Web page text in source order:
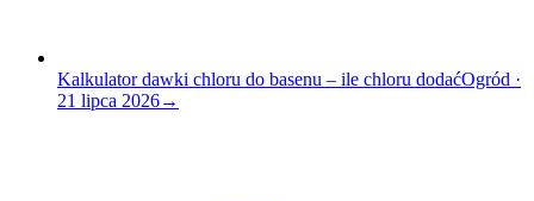
Kalkulator dawki chloru do basenu – ile chloru dodaćOgród ·
21 lipca 2026→